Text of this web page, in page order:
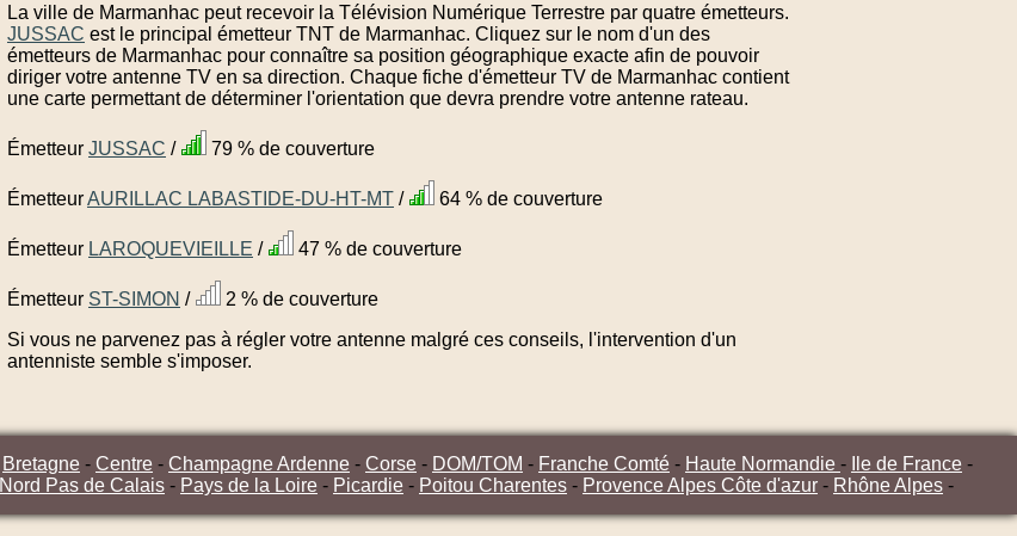
La ville de Marmanhac peut recevoir la Télévision Numérique Terrestre par quatre émetteurs.
JUSSAC est le principal émetteur TNT de Marmanhac. Cliquez sur le nom d'un des
émetteurs de Marmanhac pour connaître sa position géographique exacte afin de pouvoir
diriger votre antenne TV en sa direction. Chaque fiche d'émetteur TV de Marmanhac contient
une carte permettant de déterminer l'orientation que devra prendre votre antenne rateau.
Émetteur JUSSAC / 79 % de couverture
ÉmetteurAURILLAC LABASTIDE-DU-HT-MT / 64 % de couverture
Émetteur LAROQUEVIEILLE / 47 % de couverture
Émetteur ST-SIMON /
2 % de couverture
Si vous ne parvenez pas à régler votre antenne malgré ces conseils, l'intervention d'un
antenniste semble s'imposer.
Bretagne - Centre - Champagne Ardenne - Corse - DOM/TOM - Franche Comté - Haute Normandie - Ile de France -
Nord Pas de Calais - Pays de la Loire - Picardie - Poitou Charentes - Provence Alpes Côte d'azur - Rhône Alpes -